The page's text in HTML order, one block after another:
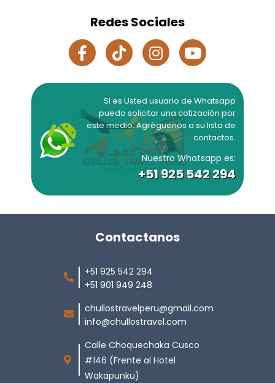
Redes Sociales
Si es Usted usuario de Whatsapp
puedo solicitar una cotización por
este medio. Agréguenos a su lista de
contactos.
Nuestro Whatsapp es:
+51 925 542 294
Contactanos
+51 925 542 294
+51 901 949 248
chullostravelperu@gmail.com
info@chullostravel.com
Calle Choquechaka Cusco
#146 (Frente al Hotel
Wakapunku)